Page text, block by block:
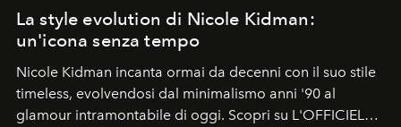
La style evolution di Nicole Kidman:
un'icona senza tempo
Nicole Kidman incanta ormai da decenni con il suo stile
timeless, evolvendosi dal minimalismo anni '90 al
glamour intramontabile di oggi. Scopri su L'OFFICIEL